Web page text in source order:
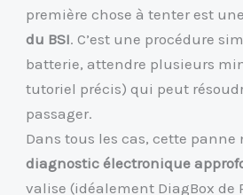
première chose à tenter est une
du BSI. C’est une procédure
batterie, attendre plusieurs
tutoriel précis) qui peut
passager.
Dans tous les cas, cette panne
diagnostic électronique
valise (idéalement DiagBox de